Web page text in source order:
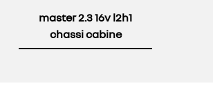
master 2.3 16v l2h1
chassi cabine